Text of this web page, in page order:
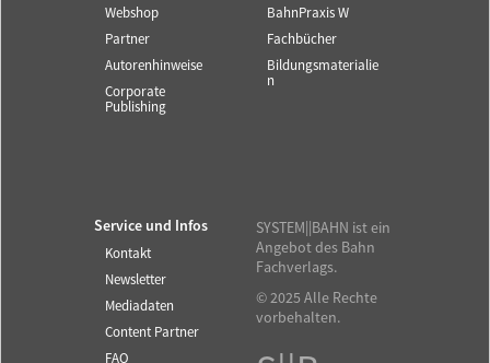
Webshop
Partner
Autorenhinweise
Corporate
Publishing
BahnPraxis W
Fachbücher
Bildungsmaterialie
n
Service und Infos
Kontakt
Newsletter
Mediadaten
Content Partner
FAQ
SYSTEM||BAHN ist ein
Angebot des Bahn
Fachverlags.
© 2025 Alle Rechte
vorbehalten.